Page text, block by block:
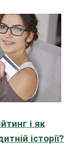
і як
історії?